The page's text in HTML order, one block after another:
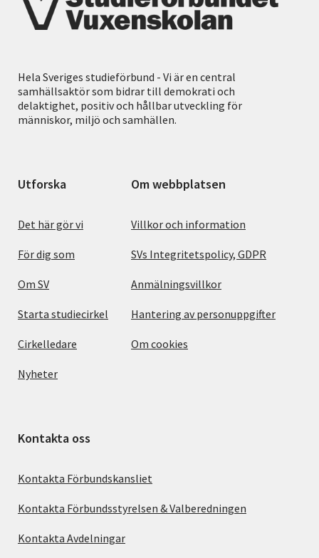
Hela Sveriges studieförbund - Vi är en central
samhällsaktör som bidrar till demokrati och
delaktighet, positiv och hållbar utveckling för
människor, miljö och samhällen.
Utforska
Det här gör vi
För dig som
Om SV
Starta studiecirkel
Cirkelledare
Nyheter
Om webbplatsen
Villkor och information
SVs Integritetspolicy, GDPR
Anmälningsvillkor
Hantering av personuppgifter
Om cookies
Kontakta oss
Kontakta Förbundskansliet
Kontakta Förbundsstyrelsen & Valberedningen
Kontakta Avdelningar